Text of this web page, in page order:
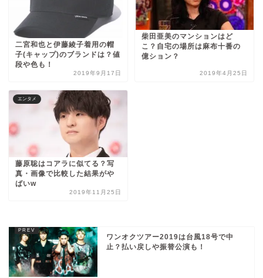
二宮和也と伊藤綾子着用の帽
子(キャップ)のブランドは？値
段や色も！
2019年9月17日
柴田亜美のマンションはど
こ？自宅の場所は麻布十番の
億ション？
2019年4月25日
エンタメ
藤原聡はコアラに似てる？写
真・画像で比較した結果がや
ばいw
2019年11月25日
ワンオクツアー2019は台風18号で中
止？払い戻しや振替公演も！